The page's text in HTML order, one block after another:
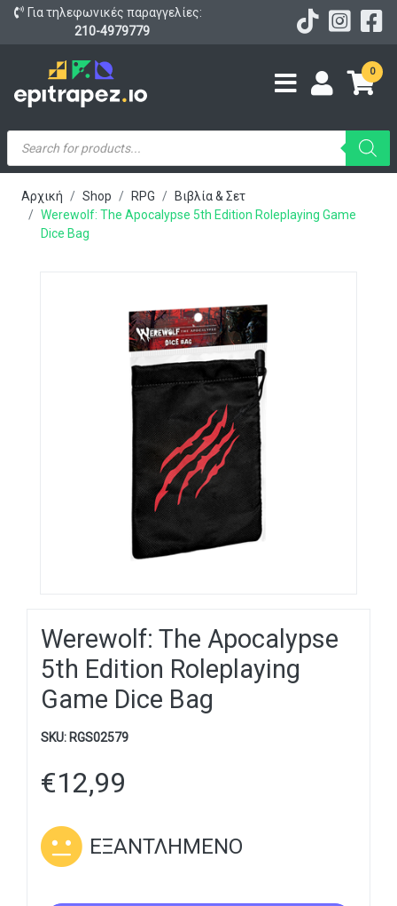
Για τηλεφωνικές παραγγελίες:
210-4979779
0
Products
search
Αρχική Shop RPG
Βιβλία & Σετ
Werewolf: The Apocalypse 5th Edition Roleplaying Game
Dice Bag
Werewolf: The Apocalypse
5th Edition Roleplaying
Game Dice Bag
SKU: RGS02579
€12,99
ΕΞΑΝΤΛΗΜΈΝΟ